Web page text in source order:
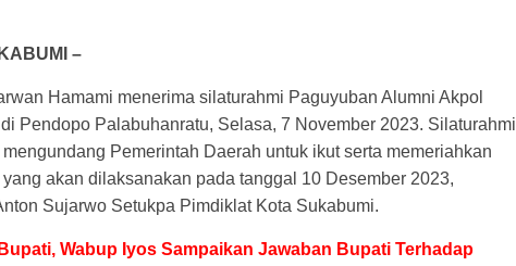
–
Hamami menerima silaturahmi Paguyuban Alumni Akpol
Pendopo Palabuhanratu, Selasa, 7 November 2023. Silaturahmi
Pemerintah Daerah untuk ikut serta memeriahkan
akan dilaksanakan pada tanggal 10 Desember 2023,
Sujarwo Setukpa Pimdiklat Kota Sukabumi.
Wabup Iyos Sampaikan Jawaban Bupati Terhadap